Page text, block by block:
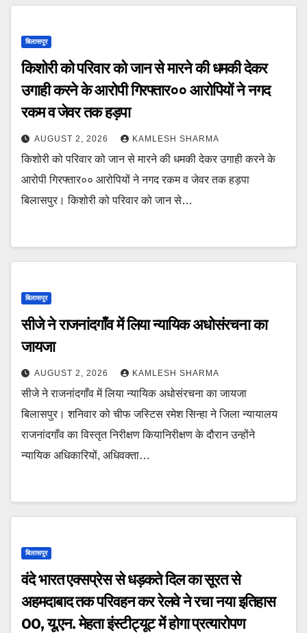
बिलासपुर
किशोरी को परिवार को जान से मारने की धमकी देकर
उगाही करने के आरोपी गिरफ्तार०० आरोपियों ने नगद
रकम व जेवर तक हड़पा
AUGUST 2, 2026 KAMLESH SHARMA
किशोरी को परिवार को जान से मारने की धमकी देकर उगाही करने के
आरोपी गिरफ्तार०० आरोपियों ने नगद रकम व जेवर तक हड़पा
बिलासपुर। किशोरी को परिवार को जान से…
बिलासपुर
सीजे ने राजनांदगाँव में लिया न्यायिक अधोसंरचना का
जायजा
AUGUST 2, 2026 KAMLESH SHARMA
सीजे ने राजनांदगाँव में लिया न्यायिक अधोसंरचना का जायजा
बिलासपुर। शनिवार को चीफ जस्टिस रमेश सिन्हा ने जिला न्यायालय
राजनांदगाँव का विस्तृत निरीक्षण कियानिरीक्षण के दौरान उन्होंने
न्यायिक अधिकारियों, अधिवक्ता…
बिलासपुर
वंदे भारत एक्सप्रेस से धड़कते दिल का सूरत से
अहमदाबाद तक परिवहन कर रेलवे ने रचा नया इतिहास
00, यू.एन. मेहता इंस्टीट्यूट में होगा प्रत्यारोपण